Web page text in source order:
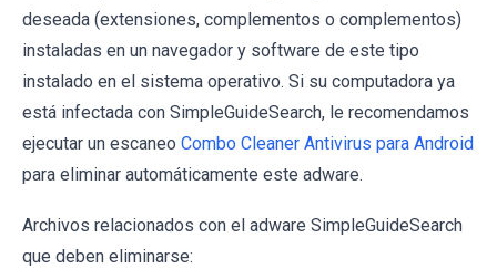
deseada (extensiones, complementos o complementos)
instaladas en un navegador y software de este tipo
instalado en el sistema operativo. Si su computadora ya
está infectada con SimpleGuideSearch, le recomendamos
ejecutar un escaneo Combo Cleaner Antivirus para Android
para eliminar automáticamente este adware.
Archivos relacionados con el adware SimpleGuideSearch
que deben eliminarse: